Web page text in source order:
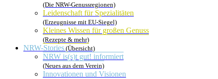
(Die NRW-Genussregionen)
Leidenschaft für Spezialitäten
(Erzeugnisse mit EU-Siegel)
Kleines Wissen für großen Genuss
(Rezepte & mehr)
NRW-Stories (Übersicht)
NRW is(s)t gut! informiert
(Neues aus dem Verein)
Innovationen und Visionen